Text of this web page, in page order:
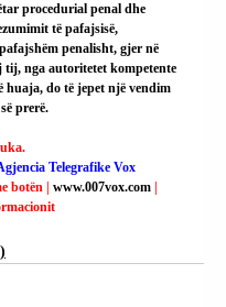
procedurial penal dhe
të pafajsisë,
penalisht, gjer në
nga autoritetet kompetente
huaja, do të jepet një vendim
prerë.
Telegrafike Vox
botën | www.007vox.com